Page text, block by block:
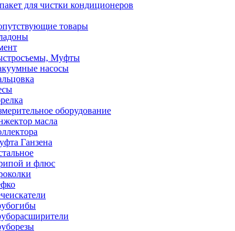
для чистки кондиционеров
товары
Муфты
насосы
оборудование
масла
Ганзена
и флюс